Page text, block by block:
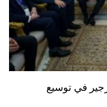
في توسيع